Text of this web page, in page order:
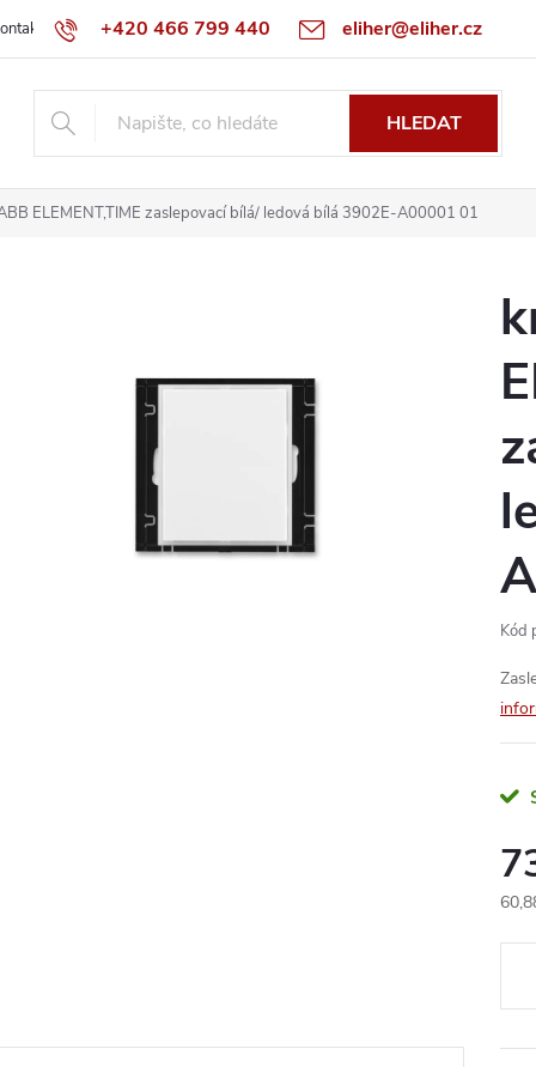
+420 466 799 440 eliher@eliher.cz
Obchodní podmínky Reklamační řád Specialista na
HLEDAT
ELEMENT,TIME zaslepovací bílá/ ledová bílá 3902E-A00001 01
Kód